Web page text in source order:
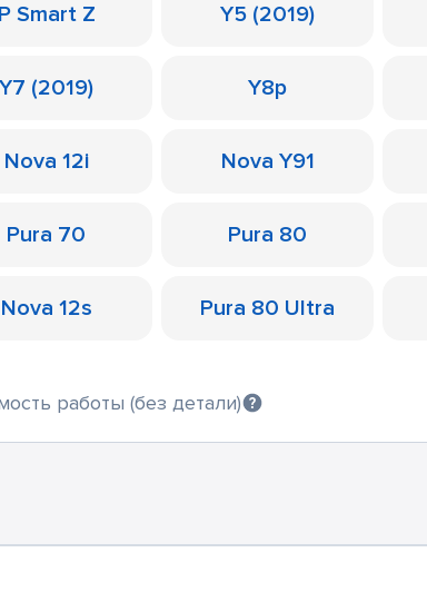
P Smart Z Y5 (2019)
Y7 (2019) Y8p
Nova 12i Nova Y91
Pura 70 Pura 80
Nova 12s Pura 80 Ultra
работы (без детали)